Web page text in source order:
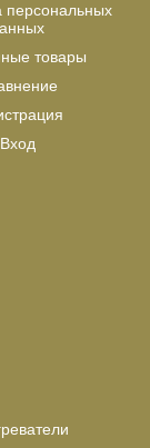
персональных
товары
Вход